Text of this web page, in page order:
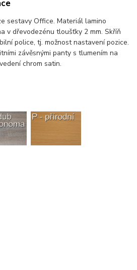
sestavy Office. Materiál lamino
v dřevodezénu tloušťky 2 mm. Skříň
police, tj. možnost nastavení pozice.
závěsnými panty s tlumením na
chrom satin.